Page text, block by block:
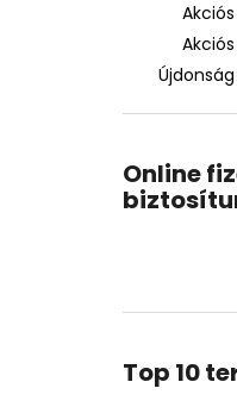
Újdonság
Online
Top 10